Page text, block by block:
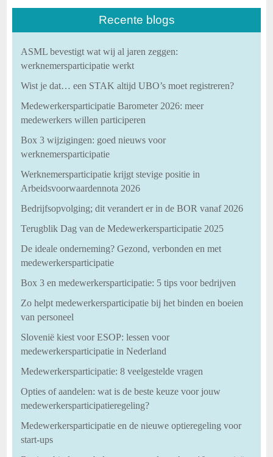
Recente blogs
ASML bevestigt wat wij al jaren zeggen:
werknemersparticipatie werkt
Wist je dat… een STAK altijd UBO’s moet registreren?
Medewerkersparticipatie Barometer 2026: meer
medewerkers willen participeren
Box 3 wijzigingen: goed nieuws voor
werknemersparticipatie
Werknemersparticipatie krijgt stevige positie in
Arbeidsvoorwaardennota 2026
Bedrijfsopvolging; dit verandert er in de BOR vanaf 2026
Terugblik Dag van de Medewerkersparticipatie 2025
De ideale onderneming? Gezond, verbonden en met
medewerkersparticipatie
Box 3 en medewerkersparticipatie: 5 tips voor bedrijven
Zo helpt medewerkersparticipatie bij het binden en boeien
van personeel
Slovenië kiest voor ESOP: lessen voor
medewerkersparticipatie in Nederland
Medewerkersparticipatie: 8 veelgestelde vragen
Opties of aandelen: wat is de beste keuze voor jouw
medewerkersparticipatieregeling?
Medewerkersparticipatie en de nieuwe optieregeling voor
start-ups